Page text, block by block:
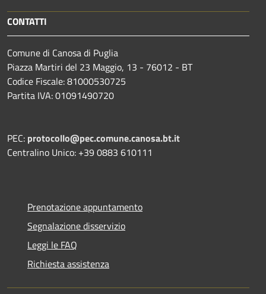
CONTATTI
Comune di Canosa di Puglia
Piazza Martiri del 23 Maggio, 13 - 76012 - BT
Codice Fiscale: 81000530725
Partita IVA: 01091490720
PEC: protocollo@pec.comune.canosa.bt.it
Centralino Unico: +39 0883 610111
Prenotazione appuntamento
Segnalazione disservizio
Leggi le FAQ
Richiesta assistenza